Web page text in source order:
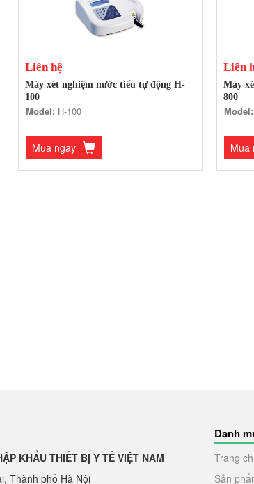
Liên hệ
Máy xét nghiệm nước tiểu tự động H-
100
Model: H-100
Mua ngay
Liên
Máy
800
Model:
Mua
KHẨU THIẾT BỊ Y TẾ VIỆT NAM
Thành phố Hà Nội
Danh
Trang
Sản